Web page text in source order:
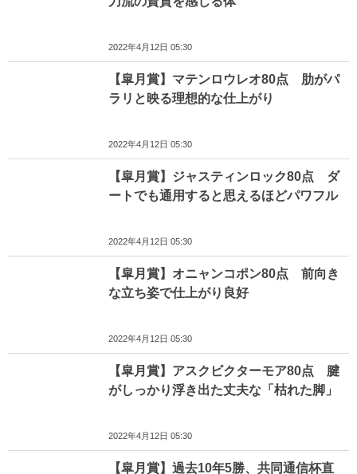
2022年4月12日 05:30
【皐月賞】マテンロウレオ80点 肋がパ
ラリと映る理想的な仕上がり
2022年4月12日 05:30
【皐月賞】ジャスティンロック80点 ダ
ートでも通用すると思えるほどパワフル
2022年4月12日 05:30
【皐月賞】オニャンコポン80点 前向き
な立ち姿で仕上がり良好
2022年4月12日 05:30
【皐月賞】アスクビクターモア80点 腱
がしっかり浮き出た丈夫な「枯れた脚」
2022年4月12日 05:30
【皐月賞】過去10年5勝、共同通信杯直